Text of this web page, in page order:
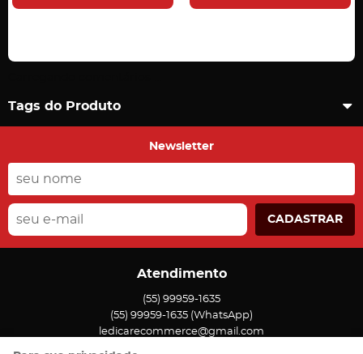
Tags do Produto
Newsletter
CADASTRAR
Atendimento
(55) 99959-1635
(55) 99959-1635 (WhatsApp)
ledicarecommerce@gmail.com